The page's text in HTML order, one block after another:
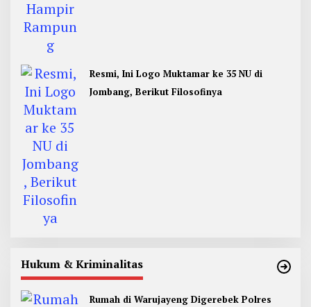
Resmi, Ini Logo Muktamar ke 35 NU di
Jombang, Berikut Filosofinya
Hukum & Kriminalitas
Rumah di Warujayeng Digerebek Polres